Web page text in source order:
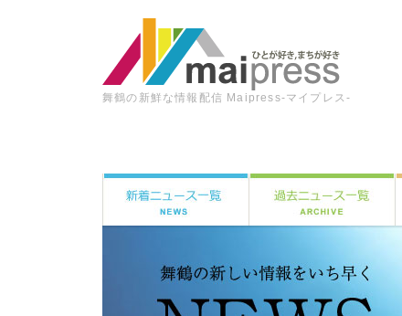
舞鶴の新鮮な情報配信 Maipress-マイプレス-